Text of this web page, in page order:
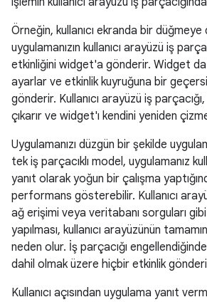
Örneğin, kullanıcı ekranda bir
uygulamanızın kullanıcı arayüzü iş
etkinliğini widget'a gönderir. Widget da
ayarlar ve etkinlik kuyruğuna bir
gönderir. Kullanıcı arayüzü iş
çıkarır ve widget'ı kendini yeniden
Uygulamanızı düzgün bir şekilde
tek iş parçacıklı model, uygulamanız
yanıt olarak yoğun bir çalışma
performans gösterebilir. Kullanıcı
ağ erişimi veya veritabanı sorguları
yapılması, kullanıcı arayüzünün
neden olur. İş parçacığı
dahil olmak üzere hiçbir etkinlik
Kullanıcı açısından uygulama yanıt